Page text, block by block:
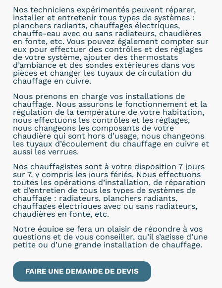
Nos techniciens expérimentés peuvent réparer,
installer et entretenir tous types de systèmes :
planchers radiants, chauffages électriques,
chauffe-eau avec ou sans radiateurs, chaudières
en fonte, etc. Vous pouvez également compter sur
eux pour effectuer des contrôles et des réglages
de votre système, ajouter des thermostats
d’ambiance et des sondes extérieures dans vos
pièces et changer les tuyaux de circulation du
chauffage en cuivre.
Nous prenons en charge vos installations de
chauffage. Nous assurons le fonctionnement et la
régulation de la température de votre habitation,
nous effectuons les contrôles et les réglages,
nous changeons les composants de votre
chaudière qui sont hors d’usage, nous changeons
les tuyaux d’écoulement du chauffage en cuivre et
aussi les verrues.
Nos chauffagistes sont à votre disposition 7 jours
sur 7, y compris les jours fériés. Nous effectuons
toutes les opérations d’installation, de réparation
et d’entretien de tous les types de systèmes de
chauffage : radiateurs, planchers radiants,
chauffages électriques avec ou sans radiateurs,
chaudières en fonte, etc.
Notre équipe se fera un plaisir de répondre à vos
questions et de vous conseiller, qu’il s’agisse d’une
petite ou d’une grande installation de chauffage.
FAIRE UNE DEMANDE DE DEVIS